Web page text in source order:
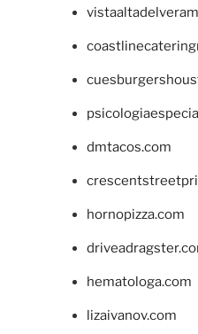
dmtacos.com
hornopizza.com
hematologa.com
lizaivanov.com